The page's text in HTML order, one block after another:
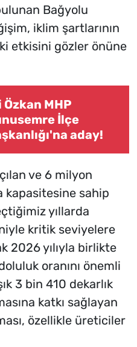
Bağyolu
iklim şartlarının
etkisini gözler önüne
Özkan MHP
İlçe
aday!
ve 6 milyon
kapasitesine sahip
yıllarda
kritik seviyelere
2026 yılıyla birlikte
oranını önemli
3 bin 410 dekarlık
katkı sağlayan
özellikle üreticiler